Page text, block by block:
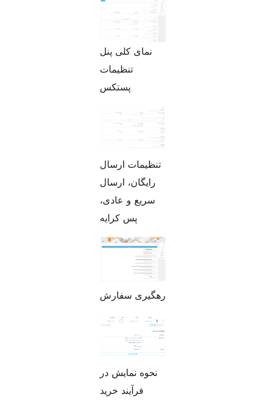
نمای کلی پنل
تنظیمات
پستکس
تنظیمات ارسال
رایگان، ارسال
سریع و عادی،
پس کرایه
رهگیری سفارش
نحوه نمایش در
فرآیند خرید